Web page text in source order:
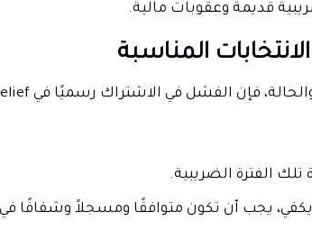
قديمة وعقوبات مالية.
تلك الفترة الضريبية.
يجب أن تكون متوافقًا ومسجلاً وشفافًا في